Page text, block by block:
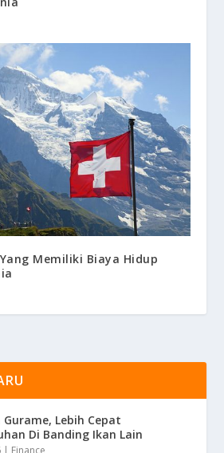
Memiliki Biaya Hidup
Lebih Cepat
Di Banding Ikan Lain
| Finance